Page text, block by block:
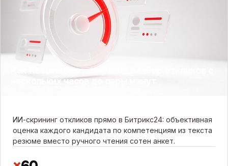
Как ResumeScan сократил разбор откликов с
нескольких часов до пары минут
ИИ-скрининг откликов прямо в Битрикс24: объективная
оценка каждого кандидата по компетенциям из текста
резюме вместо ручного чтения сотен анкет.